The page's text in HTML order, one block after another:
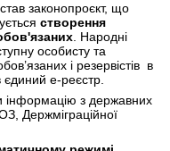
законопроєкт, що
створення
. Народні
особисту та
і резервістів в
єдиний е-реєстр.
інформацію з державних
Держміграційної